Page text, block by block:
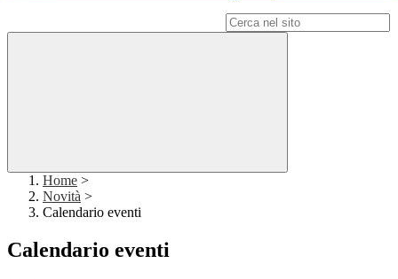
Home >
Novità >
Calendario eventi
Calendario eventi